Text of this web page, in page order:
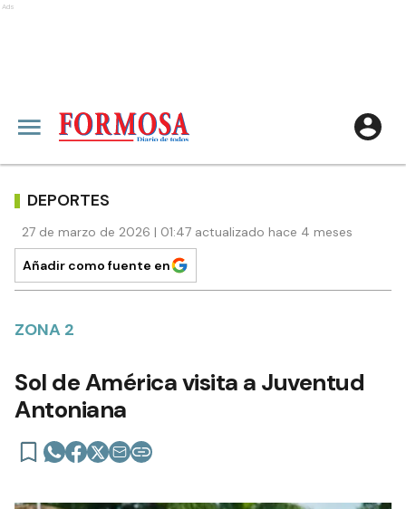
Ads
DEPORTES
27 de marzo de 2026 | 01:47 actualizado hace 4 meses
Añadir como fuente en
ZONA 2
Sol de América visita a Juventud
Antoniana